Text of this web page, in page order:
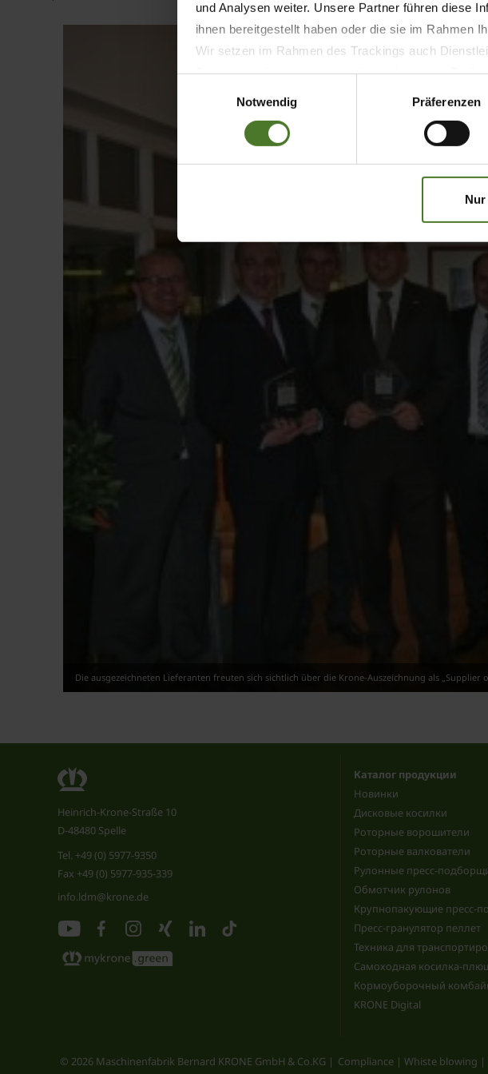
und Analysen weiter. Unsere Partner führen diese
ihnen bereitgestellt haben oder die sie im Rahmen
Wir setzen im Rahmen des Trackings auch
Datenschutzbestimmungen ein, wodurch das
Impressum
Notwendig
Präferenzen
Die ausgezeichneten Lieferanten freuten sich sichtlich über die Krone-Auszeichnung als „Supplier
Heinrich-Krone-Straße 10
D-48480 Spelle
Tel. +49 (0) 5977-9350
Fax +49 (0) 5977-935-339
info.ldm@krone.de
Каталог продукции
Новинки
Дисковые косилки
Роторные ворошители
Роторные валкователи
Рулонные пресс-
Обмотчик рулонов
Крупнопакующие пресс-
Пресс-гранулятор пеллет
Техника для
Самоходная косилка-
Кормоуборочный
KRONE Digital
© 2026 Maschinenfabrik Bernard KRONE GmbH & Co.KG Compliance | Whiste blowing